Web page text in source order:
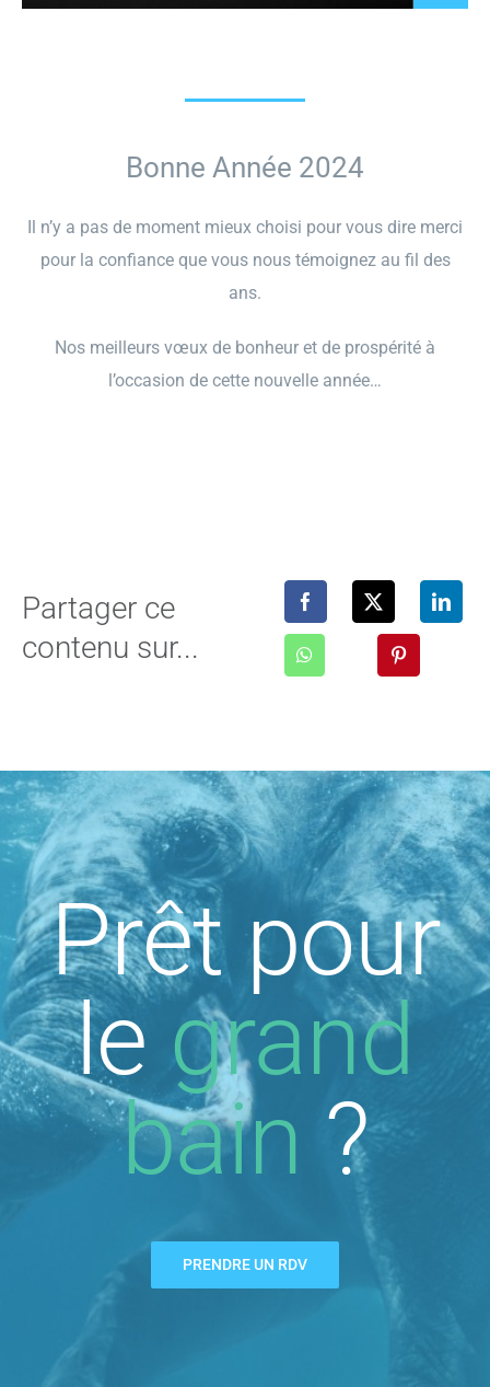
Bonne Année 2024
Il n’y a pas de moment mieux choisi pour vous dire merci
pour la confiance que vous nous témoignez au fil des
ans.
Nos meilleurs vœux de bonheur et de prospérité à
l’occasion de cette nouvelle année…
Partager ce
contenu sur...
Prêt pour
legrand
bain ?
PRENDRE UN RDV